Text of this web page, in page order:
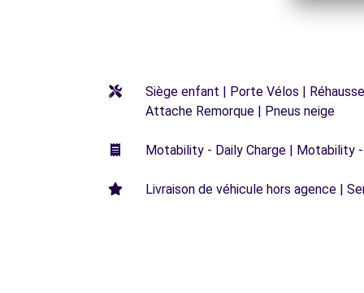
Siège enfant | Porte Vélos |
Attache Remorque | Pneus neige
Motability - Daily Charge | Motability
Livraison de véhicule hors agence |